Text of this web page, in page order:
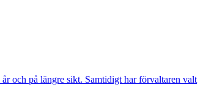
och på längre sikt. Samtidigt har förvaltaren valt